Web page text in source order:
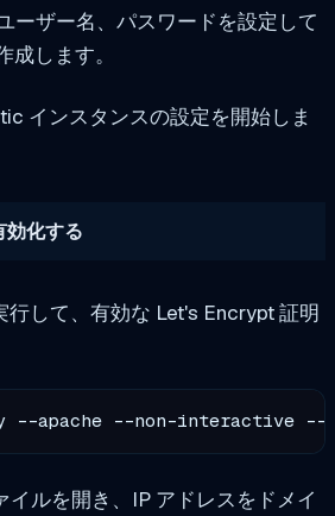
ーザー名、パスワードを設定して
します。
インスタンスの設定を開始しま
効化する
行して、有効な Let's Encrypt 証明
--apache --non-interactive
イルを開き、IP アドレスをドメイ